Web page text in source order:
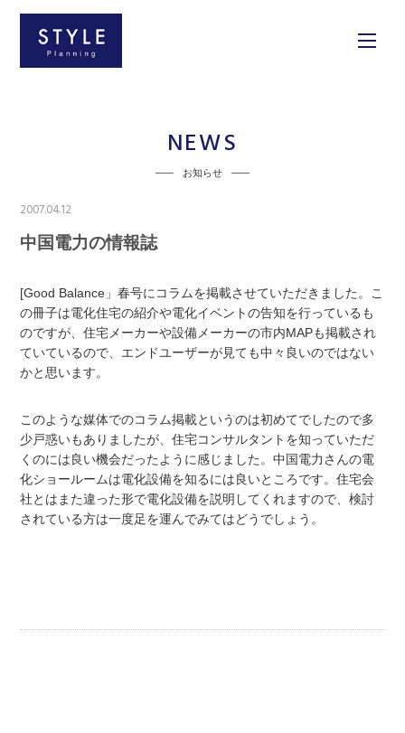
NEWS
お知らせ
2007.04.12
中国電力の情報誌
[Good Balance」春号にコラムを掲載させていただきました。こ
の冊子は電化住宅の紹介や電化イベントの告知を行っているも
のですが、住宅メーカーや設備メーカーの市内MAPも掲載され
ていているので、エンドユーザーが見ても中々良いのではない
かと思います。
このような媒体でのコラム掲載というのは初めてでしたので多
少戸惑いもありましたが、住宅コンサルタントを知っていただ
くのには良い機会だったように感じました。中国電力さんの電
化ショールームは電化設備を知るには良いところです。住宅会
社とはまた違った形で電化設備を説明してくれますので、検討
されている方は一度足を運んでみてはどうでしょう。